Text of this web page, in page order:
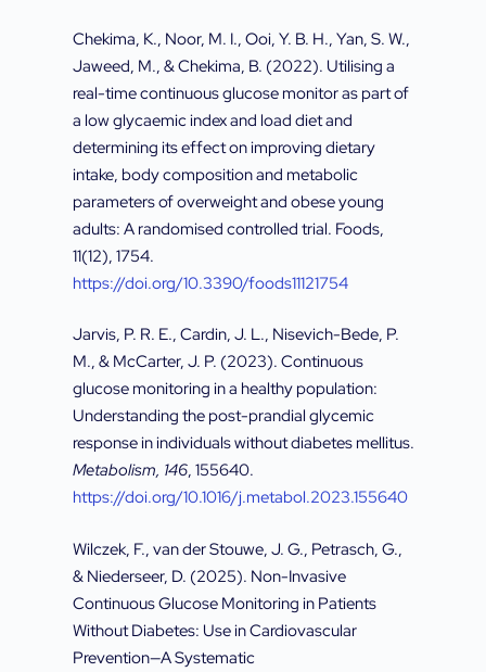
Chekima, K., Noor, M. I., Ooi, Y. B. H., Yan, S. W.,
Jaweed, M., & Chekima, B. (2022). Utilising a
real-time continuous glucose monitor as part of
a low glycaemic index and load diet and
determining its effect on improving dietary
intake, body composition and metabolic
parameters of overweight and obese young
adults: A randomised controlled trial. Foods,
11(12), 1754.
https://doi.org/10.3390/foods11121754
Jarvis, P. R. E., Cardin, J. L., Nisevich-Bede, P.
M., & McCarter, J. P. (2023). Continuous
glucose monitoring in a healthy population:
Understanding the post-prandial glycemic
response in individuals without diabetes mellitus.
Metabolism, 146, 155640.
https://doi.org/10.1016/j.metabol.2023.155640
Wilczek, F., van der Stouwe, J. G., Petrasch, G.,
& Niederseer, D. (2025). Non-Invasive
Continuous Glucose Monitoring in Patients
Without Diabetes: Use in Cardiovascular
Prevention—A Systematic